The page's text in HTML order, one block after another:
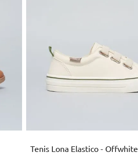
Tenis Lona Elastico - Offwhite